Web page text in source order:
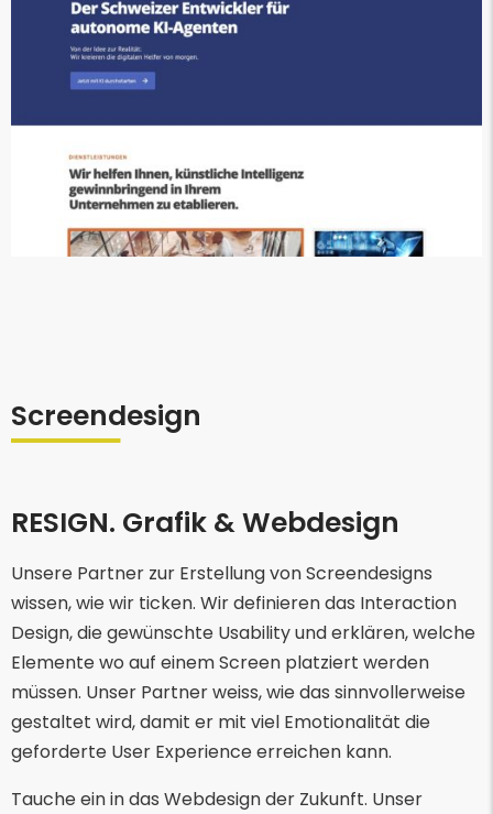
Screendesign
RESIGN. Grafik & Webdesign
Unsere Partner zur Erstellung von Screendesigns
wissen, wie wir ticken. Wir definieren das Interaction
Design, die gewünschte Usability und erklären, welche
Elemente wo auf einem Screen platziert werden
müssen. Unser Partner weiss, wie das sinnvollerweise
gestaltet wird, damit er mit viel Emotionalität die
geforderte User Experience erreichen kann.
Tauche ein in das Webdesign der Zukunft. Unser